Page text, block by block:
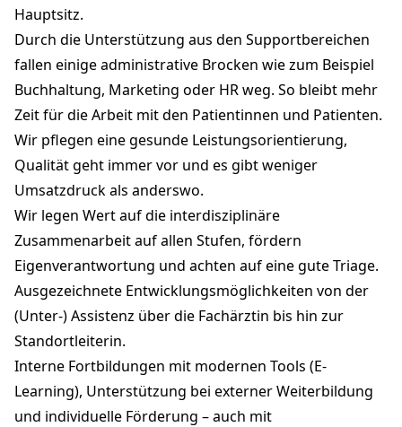
Hauptsitz.
Durch die Unterstützung aus den Supportbereichen
fallen einige administrative Brocken wie zum Beispiel
Buchhaltung, Marketing oder HR weg. So bleibt mehr
Zeit für die Arbeit mit den Patientinnen und Patienten.
Wir pflegen eine gesunde Leistungsorientierung,
Qualität geht immer vor und es gibt weniger
Umsatzdruck als anderswo.
Wir legen Wert auf die interdisziplinäre
Zusammenarbeit auf allen Stufen, fördern
Eigenverantwortung und achten auf eine gute Triage.
Ausgezeichnete Entwicklungsmöglichkeiten von der
(Unter-) Assistenz über die Fachärztin bis hin zur
Standortleiterin.
Interne Fortbildungen mit modernen Tools (E-
Learning), Unterstützung bei externer Weiterbildung
und individuelle Förderung – auch mit